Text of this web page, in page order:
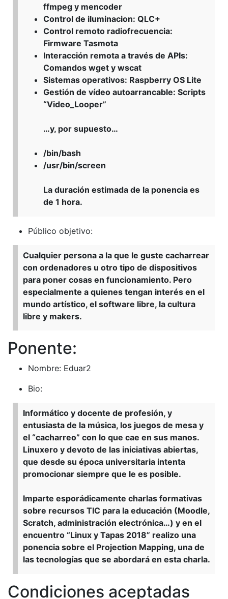
ffmpeg y mencoder
Control de iluminacion: QLC+
Control remoto radiofrecuencia:
Firmware Tasmota
Interacción remota a través de APIs:
Comandos wget y wscat
Sistemas operativos: Raspberry OS Lite
Gestión de vídeo autoarrancable: Scripts
“Video_Looper”
…y, por supuesto…
/bin/bash
/usr/bin/screen
La duración estimada de la ponencia es
de 1 hora.
Público objetivo:
Cualquier persona a la que le guste cacharrear
con ordenadores u otro tipo de dispositivos
para poner cosas en funcionamiento. Pero
especialmente a quienes tengan interés en el
mundo artístico, el software libre, la cultura
libre y makers.
Ponente:
Nombre: Eduar2
Bio:
Informático y docente de profesión, y
entusiasta de la música, los juegos de mesa y
el “cacharreo” con lo que cae en sus manos.
Linuxero y devoto de las iniciativas abiertas,
que desde su época universitaria intenta
promocionar siempre que le es posible.
Imparte esporádicamente charlas formativas
sobre recursos TIC para la educación (Moodle,
Scratch, administración electrónica…) y en el
encuentro “Linux y Tapas 2018” realizo una
ponencia sobre el Projection Mapping, una de
las tecnologías que se abordará en esta charla.
Condiciones aceptadas